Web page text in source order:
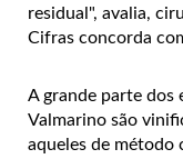
residual", avalia,
Cifras concorda
A grande parte dos
Valmarino são
aqueles de método